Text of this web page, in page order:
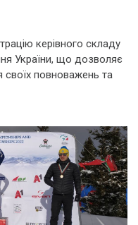
керівного складу
України, що дозволяє
своїх повноважень та